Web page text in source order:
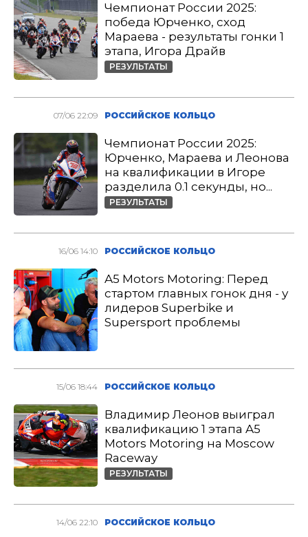
Чемпионат России 2025:
победа Юрченко, сход
Мараева - результаты гонки 1
этапа, Игора Драйв
РЕЗУЛЬТАТЫ
07/06 22:09 РОССИЙСКОЕ КОЛЬЦО
Чемпионат России 2025:
Юрченко, Мараева и Леонова
на квалификации в Игоре
разделила 0.1 секунды, но...
РЕЗУЛЬТАТЫ
16/06 14:10 РОССИЙСКОЕ КОЛЬЦО
A5 Motors Motoring: Перед
стартом главных гонок дня - у
лидеров Superbike и
Supersport проблемы
15/06 18:44 РОССИЙСКОЕ КОЛЬЦО
Владимир Леонов выиграл
квалификацию 1 этапа A5
Motors Motoring на Moscow
Raceway
РЕЗУЛЬТАТЫ
14/06 22:10 РОССИЙСКОЕ КОЛЬЦО